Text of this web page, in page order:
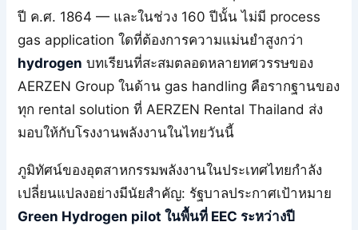
ปี ค.ศ. 1864 — และในช่วง 160 ปีนั้น ไม่มี process
gas application ใดที่ต้องการความแม่นยำสูงกว่า
hydrogen บทเรียนที่สะสมตลอดหลายทศวรรษของ
AERZEN Group ในด้าน gas handling คือรากฐานของ
ทุก rental solution ที่ AERZEN Rental Thailand ส่ง
มอบให้กับโรงงานพลังงานในไทยวันนี้
ภูมิทัศน์ของอุตสาหกรรมพลังงานในประเทศไทยกำลัง
เปลี่ยนแปลงอย่างมีนัยสำคัญ: รัฐบาลประกาศเป้าหมาย
Green Hydrogen pilot ในพื้นที่ EEC ระหว่างปี